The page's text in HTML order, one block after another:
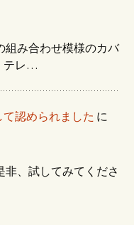
組み合わせ模様のカバ
テレ…
認められました に
、試してみてくださ